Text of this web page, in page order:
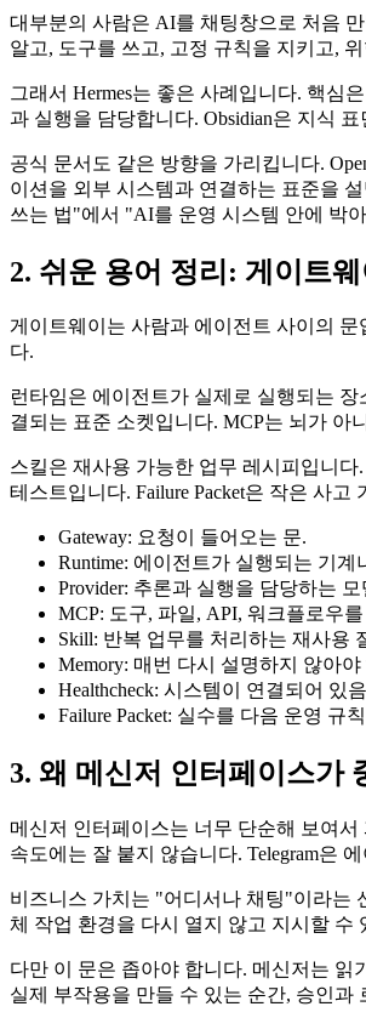
대부분의 사람은 AI를 채팅창으로 처음
알고, 도구를 쓰고, 고정 규칙을 지키고,
그래서 Hermes는 좋은 사례입니다. 핵심
과 실행을 담당합니다. Obsidian은 지식
공식 문서도 같은 방향을 가리킵니다.
이션을 외부 시스템과 연결하는 표준을
쓰는 법"에서 "AI를 운영 시스템 안에 박
2. 쉬운 용어 정리: 게이트
게이트웨이는 사람과 에이전트 사이의 문
다.
런타임은 에이전트가 실제로 실행되는 장
결되는 표준 소켓입니다. MCP는 뇌가 아
스킬은 재사용 가능한 업무 레시피입니
테스트입니다. Failure Packet은 작은 사
Gateway: 요청이 들어오는 문.
Runtime: 에이전트가 실행되는 기계
Provider: 추론과 실행을 담당하는
MCP: 도구, 파일, API, 워크플로우
Skill: 반복 업무를 처리하는 재사용
Memory: 매번 다시 설명하지 않아
Healthcheck: 시스템이 연결되어 있
Failure Packet: 실수를 다음 운영 규
3. 왜 메신저 인터페이스가
메신저 인터페이스는 너무 단순해 보여
속도에는 잘 붙지 않습니다. Telegram은
비즈니스 가치는 "어디서나 채팅"이라는
체 작업 환경을 다시 열지 않고 지시할 수
다만 이 문은 좁아야 합니다. 메신저는 읽
실제 부작용을 만들 수 있는 순간, 승인과